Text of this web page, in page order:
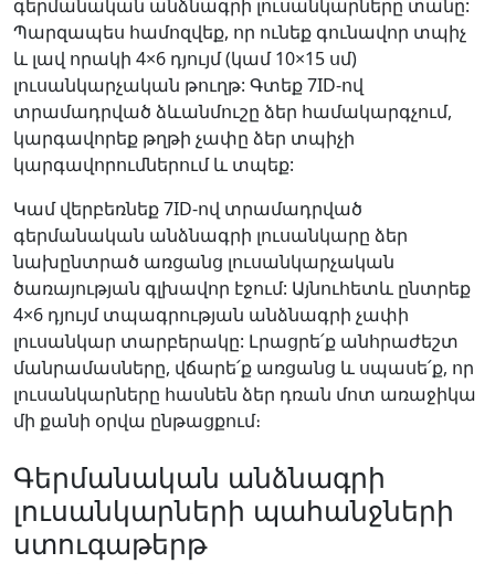
գերմանական անձնագրի լուսանկարները տանը:
Պարզապես համոզվեք, որ ունեք գունավոր տպիչ
և լավ որակի 4×6 դյույմ (կամ 10×15 սմ)
լուսանկարչական թուղթ: Գտեք 7ID-ով
տրամադրված ձևանմուշը ձեր համակարգչում,
կարգավորեք թղթի չափը ձեր տպիչի
կարգավորումներում և տպեք:
Կամ վերբեռնեք 7ID-ով տրամադրված
գերմանական անձնագրի լուսանկարը ձեր
նախընտրած առցանց լուսանկարչական
ծառայության գլխավոր էջում: Այնուհետև ընտրեք
4×6 դյույմ տպագրության անձնագրի չափի
լուսանկար տարբերակը: Լրացրե՛ք անհրաժեշտ
մանրամասները, վճարե՛ք առցանց և սպասե՛ք, որ
լուսանկարները հասնեն ձեր դռան մոտ առաջիկա
մի քանի օրվա ընթացքում։
Գերմանական անձնագրի
լուսանկարների պահանջների
ստուգաթերթ